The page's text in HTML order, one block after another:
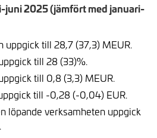
juni 2025 (jämfört med januari-
uppgick till 28,7 (37,3) MEUR.
till 28 (33)%.
till 0,8 (3,3) MEUR.
till -0,28 (-0,04) EUR.
löpande verksamheten uppgick